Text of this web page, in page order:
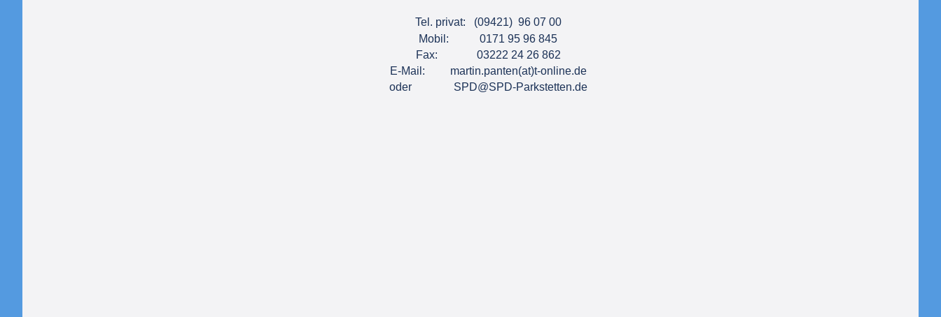
Tel. privat:   (09421)  96 07 00
Mobil:           0171 95 96 845
Fax:              03222 24 26 862
E-Mail:         martin.panten(at)t-online.de
oder               SPD@SPD-Parkstetten.de